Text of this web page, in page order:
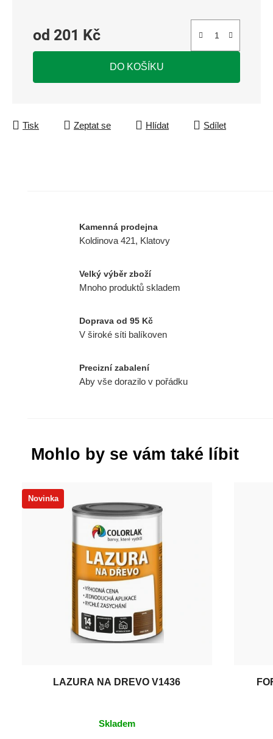
od 201 Kč
Měrná cena:
DO KOŠÍKU
Tisk Zeptat se Hlídat Sdílet
Kamenná prodejna
Koldinova 421, Klatovy
Velký výběr zboží
Mnoho produktů skladem
Doprava od 95 Kč
V široké síti balíkoven
Precizní zabalení
Aby vše dorazilo v pořádku
Mohlo by se vám také líbit
Novinka
LAZURA NA DŘEVO V1436
Skladem